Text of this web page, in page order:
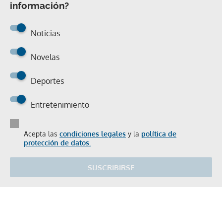
información?
Noticias
Novelas
Deportes
Entretenimiento
Acepta las condiciones legales y la política de
protección de datos.
SUSCRIBIRSE